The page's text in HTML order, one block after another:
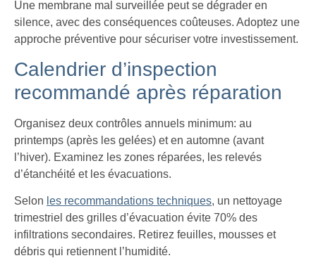
Une membrane mal surveillée peut se dégrader en
silence, avec des conséquences coûteuses. Adoptez une
approche préventive pour sécuriser votre investissement.
Calendrier d’inspection
recommandé après réparation
Organisez deux contrôles annuels minimum: au
printemps (après les gelées) et en automne (avant
l’hiver). Examinez les zones réparées, les relevés
d’étanchéité et les évacuations.
Selon les recommandations techniques, un nettoyage
trimestriel des grilles d’évacuation évite 70% des
infiltrations secondaires. Retirez feuilles, mousses et
débris qui retiennent l’humidité.